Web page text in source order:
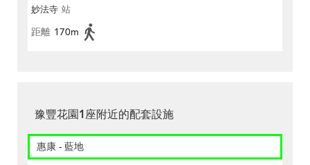
妙法寺 站
距離 170m
豫豐花園1座附近的配套設施
惠康 - 藍地